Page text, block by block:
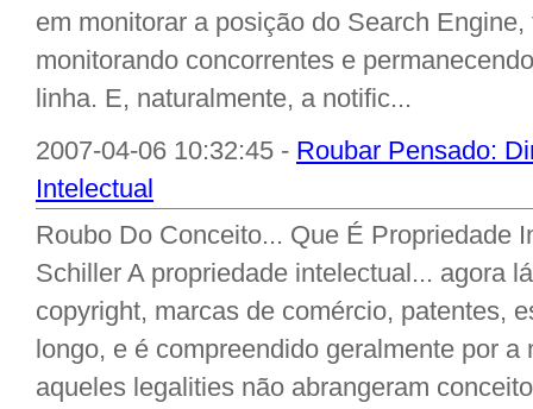
em monitorar a posição do Search
monitorando concorrentes e
linha. E, naturalmente, a notific...
2007-04-06 10:32:45 - Roubar Pensado:
Intelectual
Roubo Do Conceito... Que É Propriedade
Schiller A propriedade intelectual... agora
copyright, marcas de comércio, patentes,
longo, e é compreendido geralmente por
aqueles legalities não abrangeram